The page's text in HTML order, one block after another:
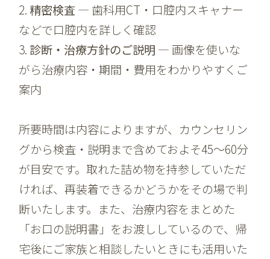
2. 精密検査— 歯科用CT・口腔内スキャナー
などで口腔内を詳しく確認
3. 診断・治療方針のご説明 — 画像を使いな
がら治療内容・期間・費用をわかりやすくご
案内
所要時間は内容によりますが、カウンセリン
グから検査・説明まで含めておよそ45〜60分
が目安です。取れた詰め物を持参していただ
ければ、再装着できるかどうかをその場で判
断いたします。また、治療内容をまとめた
「お口の説明書」をお渡ししているので、帰
宅後にご家族と相談したいときにも活用いた